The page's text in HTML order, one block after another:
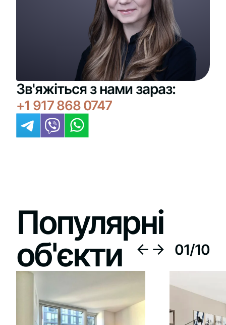
Зв'яжіться з нами зараз:
+1 917 868 0747
Популярні
об'єкти
01/10